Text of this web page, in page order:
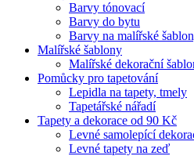
Barvy tónovací
Barvy do bytu
Barvy na malířské
Malířské šablony
Malířské dekorační
Pomůcky pro tapetování
Lepidla na tapety, tmely
Tapetářské nářadí
Tapety a dekorace od 90 Kč
Levné samolepící
Levné tapety na zeď